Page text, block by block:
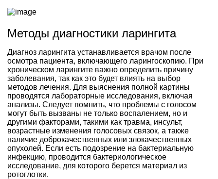
Методы диагностики ларингита
Диагноз ларингита устанавливается врачом после
осмотра пациента, включающего ларингоскопию. При
хроническом ларингите важно определить причину
заболевания, так как это будет влиять на выбор
методов лечения. Для выяснения полной картины
проводятся лабораторные исследования, включая
анализы. Следует помнить, что проблемы с голосом
могут быть вызваны не только воспалением, но и
другими факторами, такими как травма, инсульт,
возрастные изменения голосовых связок, а также
наличие доброкачественных или злокачественных
опухолей. Если есть подозрение на бактериальную
инфекцию, проводится бактериологическое
исследование, для которого берется материал из
ротоглотки.